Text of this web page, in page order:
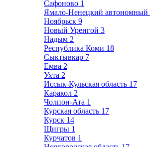
Сафоново 1
Ямало-Ненецкий автономный
Ноябрьск 9
Новый Уренгой 3
Надым 2
Республика Коми 18
Сыктывкар 7
Емва 2
Ухта 2
Иссык-Кульская область 17
Каракол 2
Чолпон-Ата 1
Курская область 17
Курск 14
Щигры 1
Курчатов 1